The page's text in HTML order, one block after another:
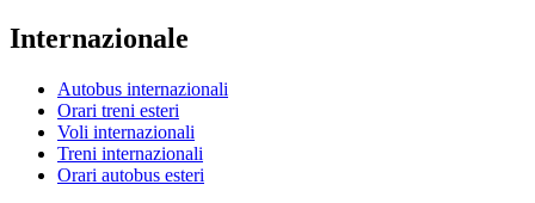
Internazionale
Autobus internazionali
Orari treni esteri
Voli internazionali
Treni internazionali
Orari autobus esteri